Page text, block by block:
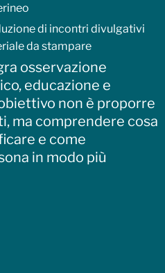
di incontri divulgativi
da stampare
osservazione
educazione e
non è proporre
ma comprendere cosa
e come
in modo più